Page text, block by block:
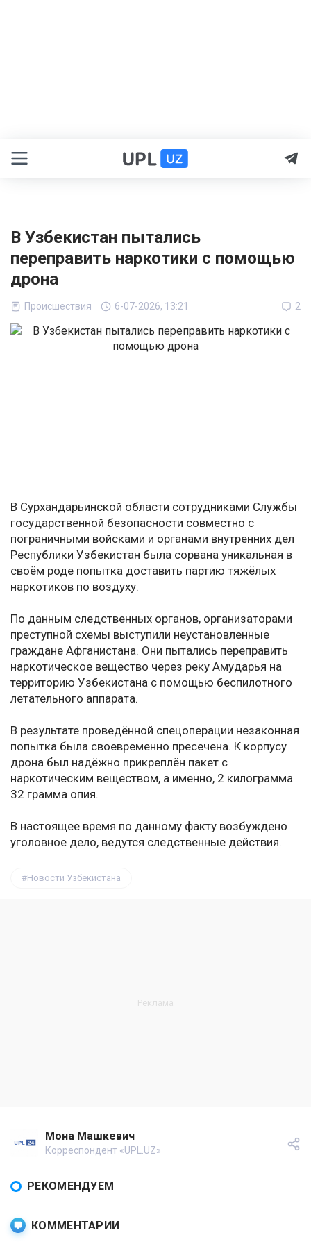
В Узбекистан пытались
переправить наркотики с помощью
дрона
Происшествия 6-07-2026, 13:21 2
В Сурхандарьинской области сотрудниками Службы
государственной безопасности совместно с
пограничными войсками и органами внутренних дел
Республики Узбекистан была сорвана уникальная в
своём роде попытка доставить партию тяжёлых
наркотиков по воздуху.
По данным следственных органов, организаторами
преступной схемы выступили неустановленные
граждане Афганистана. Они пытались переправить
наркотическое вещество через реку Амударья на
территорию Узбекистана с помощью беспилотного
летательного аппарата.
В результате проведённой спецоперации незаконная
попытка была своевременно пресечена. К корпусу
дрона был надёжно прикреплён пакет с
наркотическим веществом, а именно, 2 килограмма
32 грамма опия.
В настоящее время по данному факту возбуждено
уголовное дело, ведутся следственные действия.
Новости Узбекистана
Мона Машкевич
Корреспондент «UPL.UZ»
РЕКОМЕНДУЕМ
КОММЕНТАРИИ